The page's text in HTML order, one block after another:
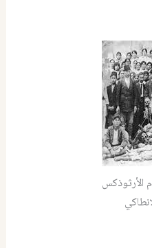
الأرثوذكس